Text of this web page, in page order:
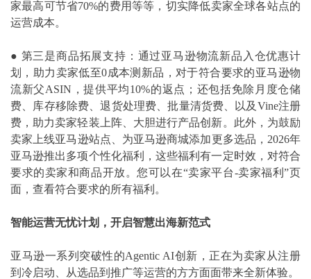
家最高可节省70%的费用等等，切实降低卖家全球各站点的
运营成本。
● 第三是商品拓展支持：通过亚马逊物流新品入仓优惠计
划，助力卖家低至0成本测新品，对于符合要求的亚马逊物
流新父ASIN，提供平均10%的返点；还包括免除月度仓储
费、库存移除费、退货处理费、批量清货费、以及Vine注册
费，助力卖家轻装上阵、大胆进行产品创新。此外，为鼓励
卖家上线亚马逊站点、为亚马逊商城添加更多选品，2026年
亚马逊推出多项个性化福利，这些福利有一定时效，对符合
要求的卖家和商品开放。您可以在“卖家平台-卖家福利”页
面，查看符合要求的所有福利。
智能运营无忧计划，开启智慧出海新范式
亚马逊一系列突破性的Agentic AI创新，正在为卖家从注册
到冷启动、从选品到推广等运营的方方面面带来全新体验。